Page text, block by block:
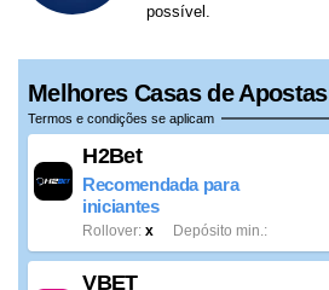
possível.
Melhores Casas de Apostas
Termos e condições se aplicam
H2Bet
Recomendada para
iniciantes
x
Rollover Depósito min.
VBET